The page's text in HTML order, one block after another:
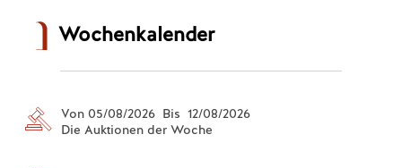
Wochenkalender
Von 05/08/2026 Bis 12/08/2026
Die Auktionen der Woche